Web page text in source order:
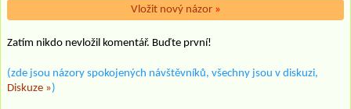
Vložit nový názor »
Zatím nikdo nevložil komentář. Buďte první!
(zde jsou názory spokojených návštěvníků, všechny jsou v diskuzi,
Diskuze »)